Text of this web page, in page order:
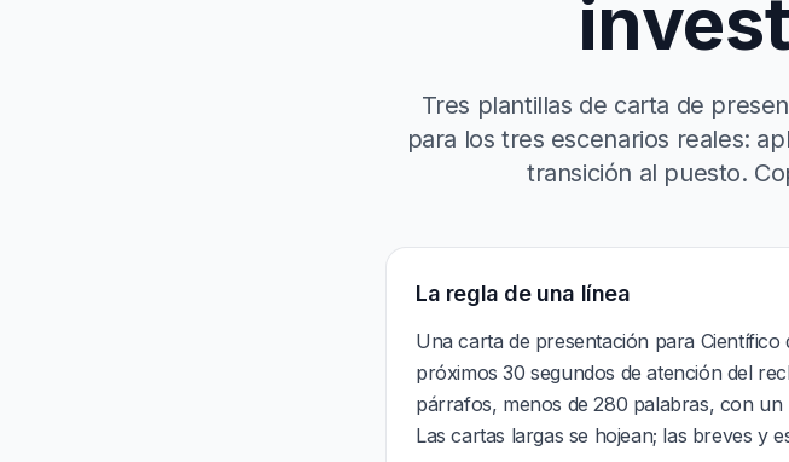
Tres plantillas de carta de
para los tres escenarios reales:
transición al puesto.
La regla de una línea
Una carta de presentación para Científico
próximos 30 segundos de atención del
párrafos, menos de 280 palabras, con
Las cartas largas se hojean; las breves y